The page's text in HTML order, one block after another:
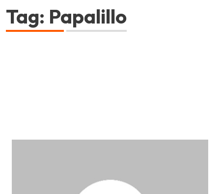
Tag: Papalillo